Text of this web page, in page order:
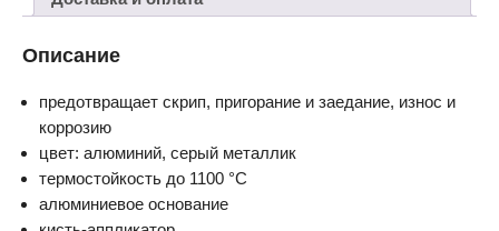
Описание
предотвращает скрип, пригорание и заедание, износ и
коррозию
цвет: алюминий, серый металлик
термостойкость до 1100 °C
алюминиевое основание